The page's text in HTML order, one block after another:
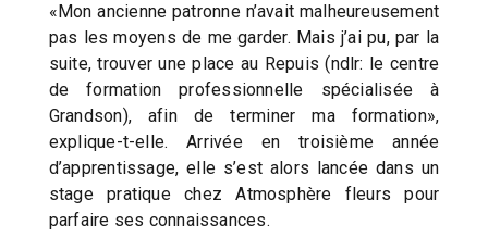
«Mon ancienne patronne n’avait malheureusement
pas les moyens de me garder. Mais j’ai pu, par la
suite, trouver une place au Repuis (ndlr: le centre
de formation professionnelle spécialisée à
Grandson), afin de terminer ma formation»,
explique-t-elle. Arrivée en troisième année
d’apprentissage, elle s’est alors lancée dans un
stage pratique chez Atmosphère fleurs pour
parfaire ses connaissances.